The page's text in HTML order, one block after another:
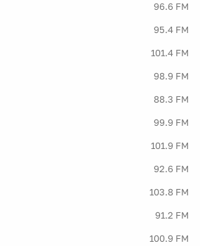
96.6 FM
95.4 FM
101.4 FM
98.9 FM
88.3 FM
99.9 FM
101.9 FM
92.6 FM
103.8 FM
91.2 FM
100.9 FM